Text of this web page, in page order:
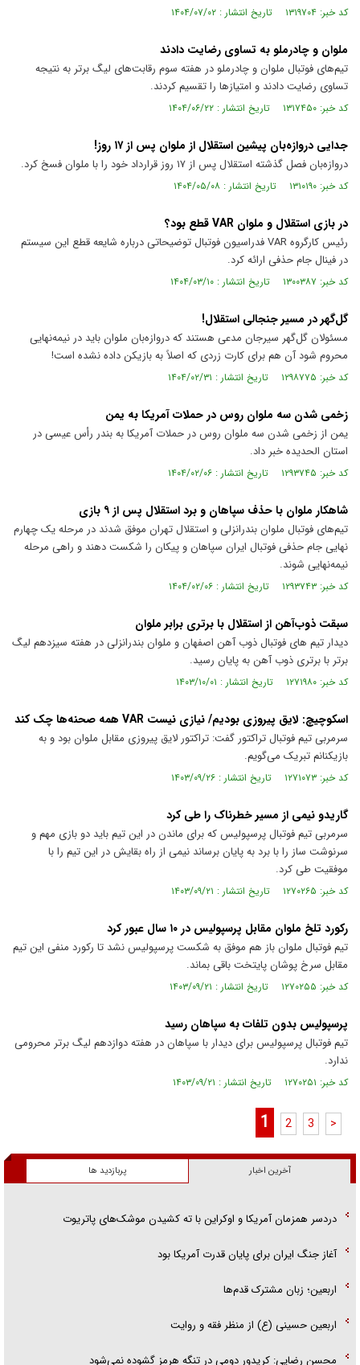
کد خبر: ۱۳۱۹۷۰۴ تاریخ انتشار : ۱۴۰۴/۰۷/۰۲
ملوان و چادرملو به تساوی رضایت دادند
تیم‌های فوتبال ملوان و چادرملو در هفته سوم رقابت‌های لیگ برتر به نتیجه
تساوی رضایت دادند و امتیاز‌ها را تقسیم کردند.
کد خبر: ۱۳۱۷۴۵۰ تاریخ انتشار : ۱۴۰۴/۰۶/۲۲
جدایی دروازه‌بان پیشین استقلال از ملوان پس از ۱۷ روز!
دروازه‌بان فصل گذشته استقلال پس از ۱۷ روز قرارداد خود را با ملوان فسخ کرد.
کد خبر: ۱۳۱۰۱۹۰ تاریخ انتشار : ۱۴۰۴/۰۵/۰۸
در بازی استقلال و ملوان VAR قطع بود؟
رئیس کارگروه VAR فدراسیون فوتبال توضیحاتی درباره شایعه قطع این سیستم
در فینال جام حذفی ارائه کرد.
کد خبر: ۱۳۰۰۳۸۷ تاریخ انتشار : ۱۴۰۴/۰۳/۱۰
گل‌گهر در مسیر جنجالی استقلال!
مسئولان گل‌گهر سیرجان مدعی هستند که دروازه‌بان ملوان باید در نیمه‌نهایی
محروم شود آن هم برای کارت زردی که اصلاً به بازیکن داده نشده است!
کد خبر: ۱۲۹۸۷۷۵ تاریخ انتشار : ۱۴۰۴/۰۲/۳۱
زخمی شدن سه ملوان روس در حملات آمریکا به یمن
یمن از زخمی شدن سه ملوان روس در حملات آمریکا به بندر رأس عیسی در
استان الحدیده خبر داد.
کد خبر: ۱۲۹۳۷۴۵ تاریخ انتشار : ۱۴۰۴/۰۲/۰۶
شاهکار ملوان با حذف سپاهان و برد استقلال پس از ۹ بازی
تیم‌های فوتبال ملوان بندرانزلی و استقلال تهران موفق شدند در مرحله یک چهارم
نهایی جام حذفی فوتبال ایران سپاهان و پیکان را شکست دهند و راهی مرحله
نیمه‌نهایی شوند.
کد خبر: ۱۲۹۳۷۴۳ تاریخ انتشار : ۱۴۰۴/۰۲/۰۶
سبقت ذوب‌آهن از استقلال با برتری برابر ملوان
دیدار تیم های فوتبال ذوب آهن اصفهان و ملوان بندرانزلی در هفته سیزدهم لیگ
برتر با برتری ذوب آهن به پایان رسید.
کد خبر: ۱۲۷۱۹۸۰ تاریخ انتشار : ۱۴۰۳/۱۰/۰۱
اسکوچیچ: لایق پیروزی بودیم/ نیازی نیست VAR همه صحنه‌ها چک کند
سرمربی تیم فوتبال تراکتور گفت: تراکتور لایق پیروزی مقابل ملوان بود و به
بازیکنانم تبریک می‌گویم.
کد خبر: ۱۲۷۱۰۷۳ تاریخ انتشار : ۱۴۰۳/۰۹/۲۶
گاریدو نیمی از مسیر خطرناک را طی کرد
سرمربی تیم فوتبال پرسپولیس که برای ماندن در این تیم باید دو بازی مهم و
سرنوشت ساز را با برد به پایان برساند نیمی از راه بقایش در این تیم را با
موفقیت طی کرد.
کد خبر: ۱۲۷۰۲۶۵ تاریخ انتشار : ۱۴۰۳/۰۹/۲۱
رکورد تلخ ملوان مقابل پرسپولیس در ۱۰ سال عبور کرد
تیم فوتبال ملوان باز هم موفق به شکست پرسپولیس نشد تا رکورد منفی این تیم
مقابل سرخ پوشان پایتخت باقی بماند.
کد خبر: ۱۲۷۰۲۵۵ تاریخ انتشار : ۱۴۰۳/۰۹/۲۱
پرسپولیس بدون تلفات به سپاهان رسید
تیم فوتبال پرسپولیس برای دیدار با سپاهان در هفته دوازدهم لیگ برتر محرومی
ندارد.
کد خبر: ۱۲۷۰۲۵۱ تاریخ انتشار : ۱۴۰۳/۰۹/۲۱
1 2 3 >
آخرین اخبار پربازدید ها
دردسر همزمان آمریکا و اوکراین با ته کشیدن موشک‌های پاتریوت
آغاز جنگ ایران برای پایان قدرت آمریکا بود
اربعین؛ زبان مشترک قدم‌ها
اربعین حسینی (ع) از منظر فقه و روایت
محسن رضایی: کریدور دومی در تنگه هرمز گشوده نمی‌شود